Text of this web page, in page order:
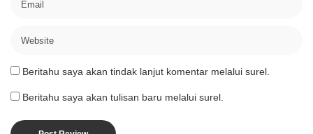
Beritahu saya akan tindak lanjut komentar melalui surel.
Beritahu saya akan tulisan baru melalui surel.